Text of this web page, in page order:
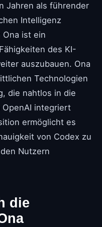
Jahren als führender
Intelligenz
ist ein
des KI-
auszubauen. Ona
Technologien
die nahtlos in die
integriert
ermöglicht es
von Codex zu
Nutzern
die